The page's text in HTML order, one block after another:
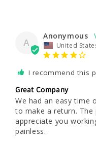
A
Anonymous
United
I recommend this
Great Company
We had an easy time
to make a return. The
appreciate you
painless.